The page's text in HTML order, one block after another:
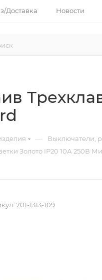
Доставка Новости
— Выключатели,
Золото IP20 10А 250В
701-1313-109